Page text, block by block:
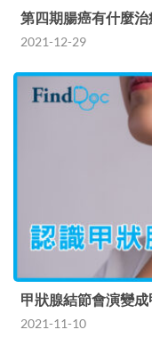
第四期腸癌有什麼治
2021-12-29
甲狀腺結節會演變成
2021-11-10